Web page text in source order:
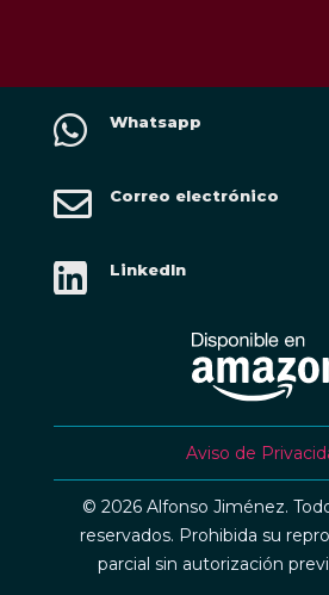
 Whatsapp
 Correo electrónico
 LinkedIn
Aviso de
© 2026 Alfonso Jiménez.
reservados. Prohibida su
parcial sin autorización